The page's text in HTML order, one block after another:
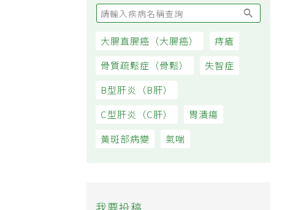
大腸直腸癌（大腸癌）
痔瘡
骨質疏鬆症（骨鬆）
失智症
B型肝炎（B肝）
C型肝炎（C肝）
胃潰瘍
黃斑部病變
氣喘